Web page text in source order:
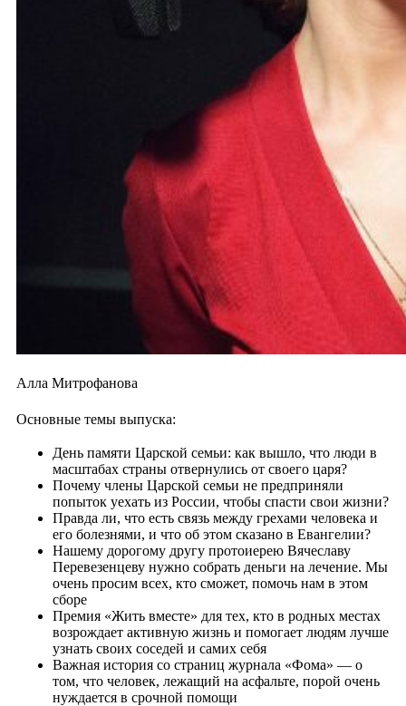
Алла Митрофанова
Основные темы выпуска:
День памяти Царской семьи: как вышло, что люди в
масштабах страны отвернулись от своего царя?
Почему члены Царской семьи не предприняли
попыток уехать из России, чтобы спасти свои жизни?
Правда ли, что есть связь между грехами человека и
его болезнями, и что об этом сказано в Евангелии?
Нашему дорогому другу протоиерею Вячеславу
Перевезенцеву нужно собрать деньги на лечение. Мы
очень просим всех, кто сможет, помочь нам в этом
сборе
Премия «Жить вместе» для тех, кто в родных местах
возрождает активную жизнь и помогает людям лучше
узнать своих соседей и самих себя
Важная история со страниц журнала «Фома» — о
том, что человек, лежащий на асфальте, порой очень
нуждается в срочной помощи